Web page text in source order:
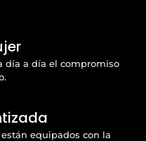
día a día el compromiso
equipados con la